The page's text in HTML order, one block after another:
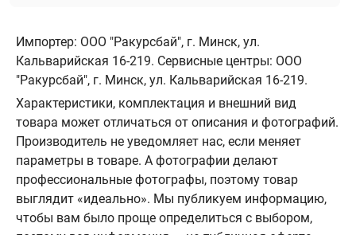
Импортер: ООО "Ракурсбай", г. Минск, ул.
Кальварийская 16-219. Сервисные центры: ООО
"Ракурсбай", г. Минск, ул. Кальварийская 16-219.
Характеристики, комплектация и внешний вид
товара может отличаться от описания и фотографий.
Производитель не уведомляет нас, если меняет
параметры в товаре. А фотографии делают
профессиональные фотографы, поэтому товар
выглядит «идеально». Мы публикуем информацию,
чтобы вам было проще определиться с выбором,